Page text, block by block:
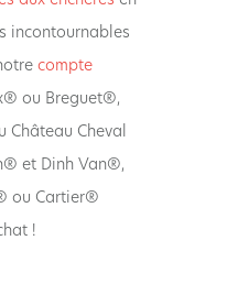
incontournables
compte
ou Breguet®,
Château Cheval
et Dinh Van®,
ou Cartier®
!